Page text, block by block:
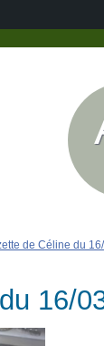
de Céline du
16/